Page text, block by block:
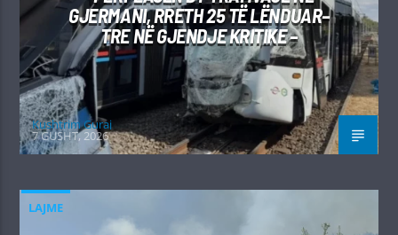
GJERMANI, RRETH 25 TË LËNDUAR–
TRE NË GJENDJE KRITIKE –
Kushtrim Guraj
7 GUSHT, 2026
LAJME